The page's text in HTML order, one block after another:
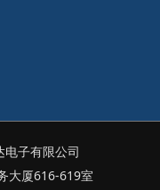
子有限公司
大厦616-619室